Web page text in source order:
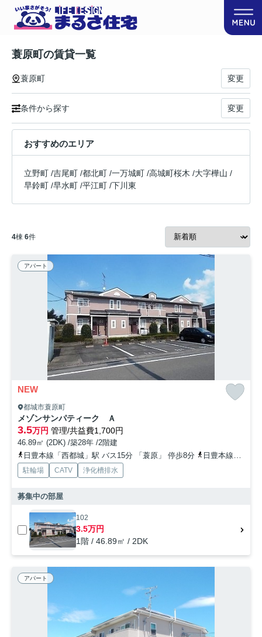
蓑原町の賃貸一覧
蓑原町 変更
条件から探す 変更
おすすめのエリア
立野町 /吉尾町 /都北町 /一万城町 /高城町桜木 /大字樺山 /
早鈴町 /早水町 /平江町 /下川東
4棟 6件
アパート
NEW
都城市蓑原町
メゾンサンパティーク Ａ
3.5万円 管理/共益費1,700円
46.89㎡ (2DK) /築28年 /2階建
日豊本線「西都城」駅 バス15分 「蓑原」 停歩8分
日豊本線「五十市」駅 徒歩18分
駐輪場 CATV 浄化槽排水
募集中の部屋
102
3.5万円
1階 / 46.89㎡ / 2DK
アパート